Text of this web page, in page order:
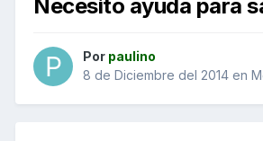
Necesito ayuda para
Por paulino
8 de Diciembre del 2014 en